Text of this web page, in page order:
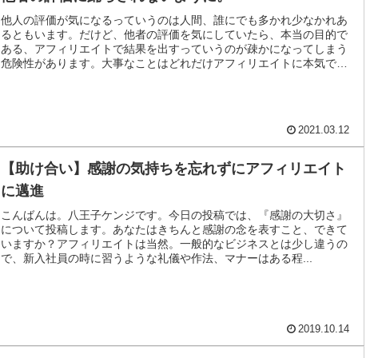
他人の評価が気になるっていうのは人間、誰にでも多かれ少なかれあ
るともいます。だけど、他者の評価を気にしていたら、本当の目的で
ある、アフィリエイトで結果を出すっていうのが疎かになってしまう
危険性があります。大事なことはどれだけアフィリエイトに本気で向
2021.03.12
【助け合い】感謝の気持ちを忘れずにアフィリエイト
に邁進
こんばんは。八王子ケンジです。今日の投稿では、『感謝の大切さ』
について投稿します。あなたはきちんと感謝の念を表すこと、できて
いますか？アフィリエイトは当然。一般的なビジネスとは少し違うの
で、新入社員の時に習うような礼儀や作法、マナーはある程...
2019.10.14